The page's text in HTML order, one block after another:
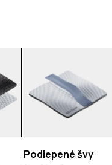
Podlepené švy